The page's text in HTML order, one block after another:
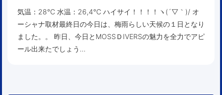
気温：28℃ 水温：26,4℃ ハイサイ！！！！ヽ(´▽｀)/ オ
ーシャナ取材最終日の今日は、梅雨らしい天候の１日となり
ました。。 昨日、今日とMOSSＤIVERSの魅力を全力でアピ
ール出来たでしょう…